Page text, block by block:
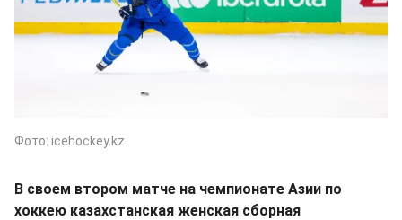
Фото: icehockey.kz
В своем втором матче на чемпионате Азии по
хоккею казахстанская женская сборная